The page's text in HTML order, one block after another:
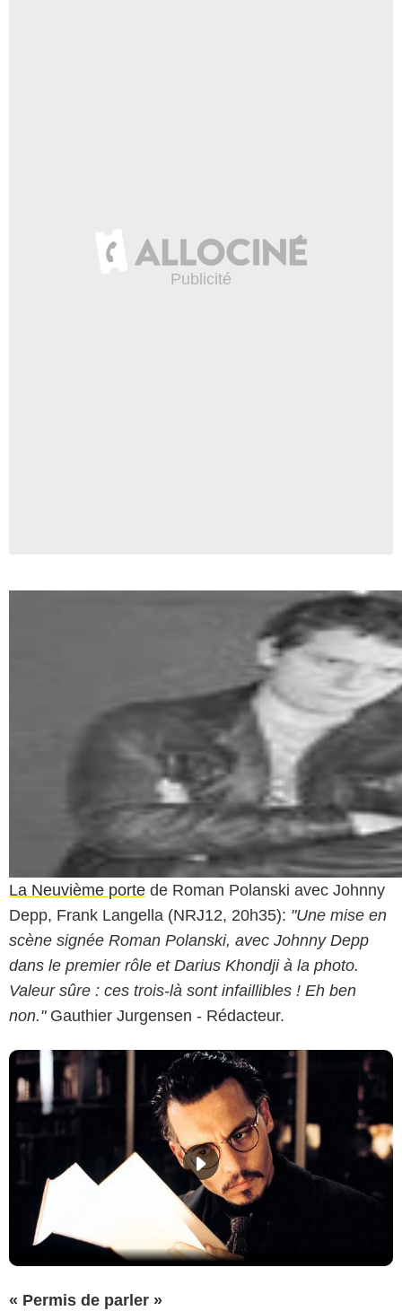
La Neuvième porte de Roman Polanski avec Johnny
Depp, Frank Langella (NRJ12, 20h35): "Une mise en
scène signée Roman Polanski, avec Johnny Depp
dans le premier rôle et Darius Khondji à la photo.
Valeur sûre : ces trois-là sont infaillibles ! Eh ben
non."Gauthier Jurgensen - Rédacteur.
« Permis de parler »